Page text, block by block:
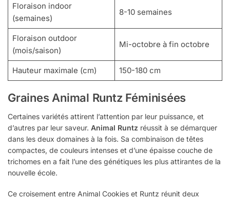
Floraison indoor
(semaines)
8-10 semaines
Floraison outdoor
(mois/saison)
Mi-octobre à fin octobre
Hauteur maximale (cm) 150-180 cm
Graines Animal Runtz Féminisées
Certaines variétés attirent l’attention par leur puissance, et
d’autres par leur saveur. Animal Runtz réussit à se démarquer
dans les deux domaines à la fois. Sa combinaison de têtes
compactes, de couleurs intenses et d’une épaisse couche de
trichomes en a fait l’une des génétiques les plus attirantes de la
nouvelle école.
Ce croisement entre Animal Cookies et Runtz réunit deux